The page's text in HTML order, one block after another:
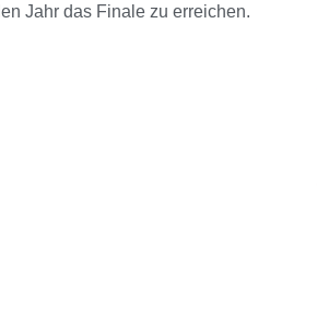
Jahr das Finale zu erreichen.